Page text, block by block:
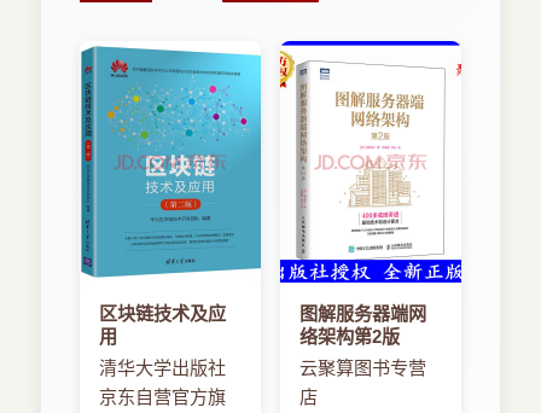
区块链技术及应
用
清华大学出版社
京东自营官方旗
图解服务器端网
络架构第2版
云聚算图书专营
店